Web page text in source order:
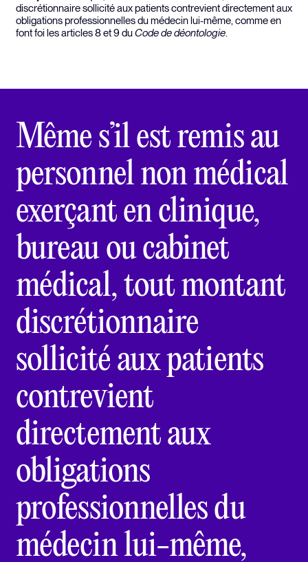
discrétionnaire sollicité aux patients contrevient directement aux
obligations professionnelles du médecin lui-même, comme en
font foi les articles 8 et 9 duCode de déontologie.
Même s’il est remis au
personnel non médical
exerçant en clinique,
bureau ou cabinet
médical, tout montant
discrétionnaire
sollicité aux patients
contrevient
directement aux
obligations
professionnelles du
médecin lui-même,